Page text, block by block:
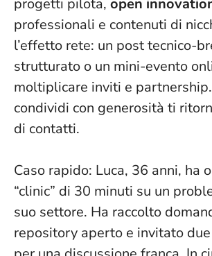
professionali e contenuti di
l’effetto rete: un post tecnico-
strutturato o un mini-evento
moltiplicare inviti e partnership.
condividi con generosità ti
di contatti.
Caso rapido: Luca, 36 anni, ha
“clinic” di 30 minuti su un
suo settore. Ha raccolto
repository aperto e invitato